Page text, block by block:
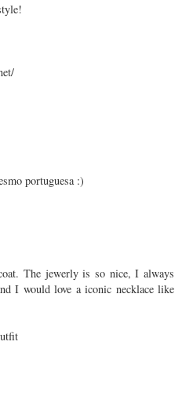
portuguesa :)
The jewerly is so nice, I always
I would love a iconic necklace like